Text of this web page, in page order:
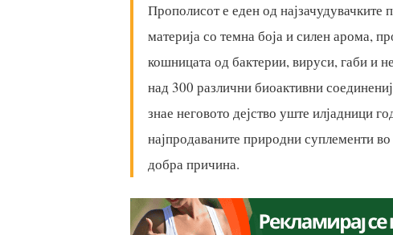
Прополисот е еден од
материја со темна боја и силен арома,
кошницата од бактерии, вируси, габи и
над 300 различни биоактивни
знае неговото дејство уште илјадници
најпродаваните природни суплементи
добра причина.